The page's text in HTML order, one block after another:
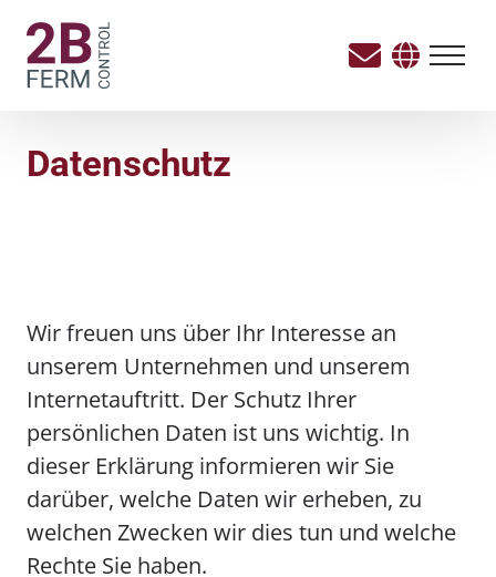
Datenschutz
Wir freuen uns über Ihr Interesse an
unserem Unternehmen und unserem
Internetauftritt. Der Schutz Ihrer
persönlichen Daten ist uns wichtig. In
dieser Erklärung informieren wir Sie
darüber, welche Daten wir erheben, zu
welchen Zwecken wir dies tun und welche
Rechte Sie haben.